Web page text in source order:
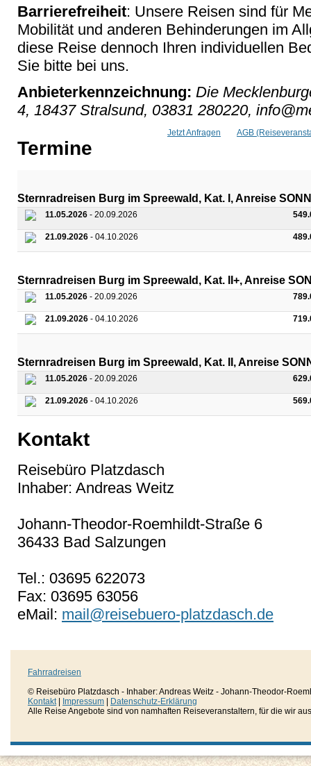
Barrierefreiheit: Unsere Reisen sind für
Mobilität und anderen Behinderungen im
diese Reise dennoch Ihren individuellen
Sie bitte bei uns.
Anbieterkennzeichnung: Die
4, 18437 Stralsund, 03831 280220,
Jetzt Anfragen AGB
Termine
Sternradreisen Burg im Spreewald, Kat. I, Anreise
11.05.2026 - 20.09.2026
21.09.2026 - 04.10.2026
Sternradreisen Burg im Spreewald, Kat. II+, Anreise
11.05.2026 - 20.09.2026
21.09.2026 - 04.10.2026
Sternradreisen Burg im Spreewald, Kat. II, Anreise
11.05.2026 - 20.09.2026
21.09.2026 - 04.10.2026
Kontakt
Reisebüro Platzdasch
Inhaber: Andreas Weitz
Johann-Theodor-Roemhildt-Straße 6
36433 Bad Salzungen
Tel.: 03695 622073
Fax: 03695 63056
eMail: mail@reisebuero-platzdasch.de
Fahrradreisen
© Reisebüro Platzdasch - Inhaber: Andreas Weitz - Johann-Theodor-
Kontakt| Impressum
Datenschutz-Erklärung
Alle Reise Angebote sind von namhaften Reiseveranstaltern, für die wir